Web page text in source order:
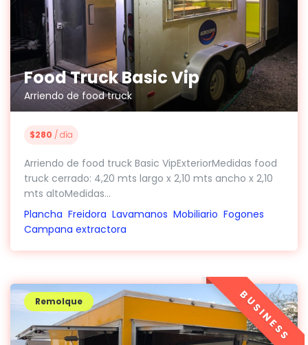
Food Truck Basic Vip
Arriendo de food truck
$280 / día
Arriendo de food truck Basic VipExteriorMedidas food
truck cerrado: 4,20 mts largo x 2,10 mts ancho x 2,10
mts altoMedidas...
Plancha Freidora Lavamanos Mobiliario Fogones
Campana extractora
Remolque BUSINESS